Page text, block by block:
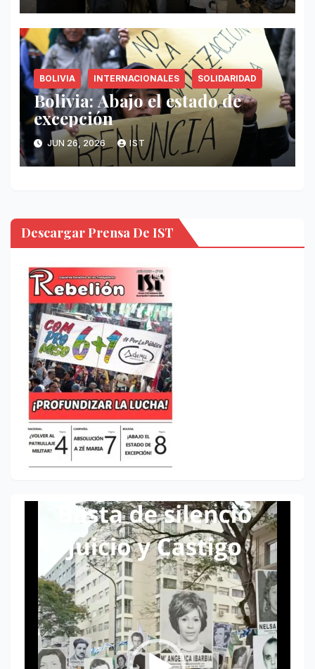
BOLIVIA INTERNACIONALES SOLIDARIDAD
Bolivia: Abajo el estado de
excepción
JUN 26, 2026 IST
Descargar Prensa De IST
Reproductor